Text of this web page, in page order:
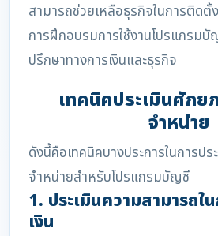
สามารถช่วยเหลือธุรกิจในการติด
การฝึกอบรมการใช้งานโปรแกรม
ปรึกษาทางการเงินและธุรกิจ
เทคนิคประเมินศัก
จำหน่าย
ดังนี้คือเทคนิคบางประการในการป
จำหน่ายสำหรับโปรแกรมบัญชี
1. ประเมินความสามารถใ
เงิน